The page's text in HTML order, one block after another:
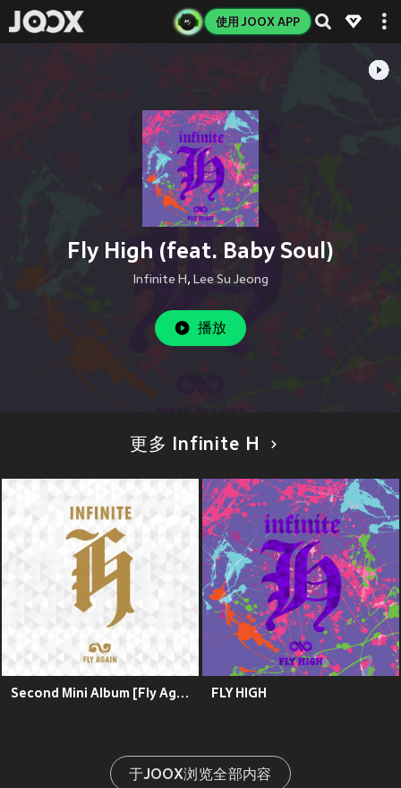
使用 JOOX APP
Fly High (feat. Baby Soul)
Infinite H , Lee Su Jeong
播放
更多 Infinite H
Second Mini Album [Fly Again] FLY HIGH
于JOOX浏览全部内容